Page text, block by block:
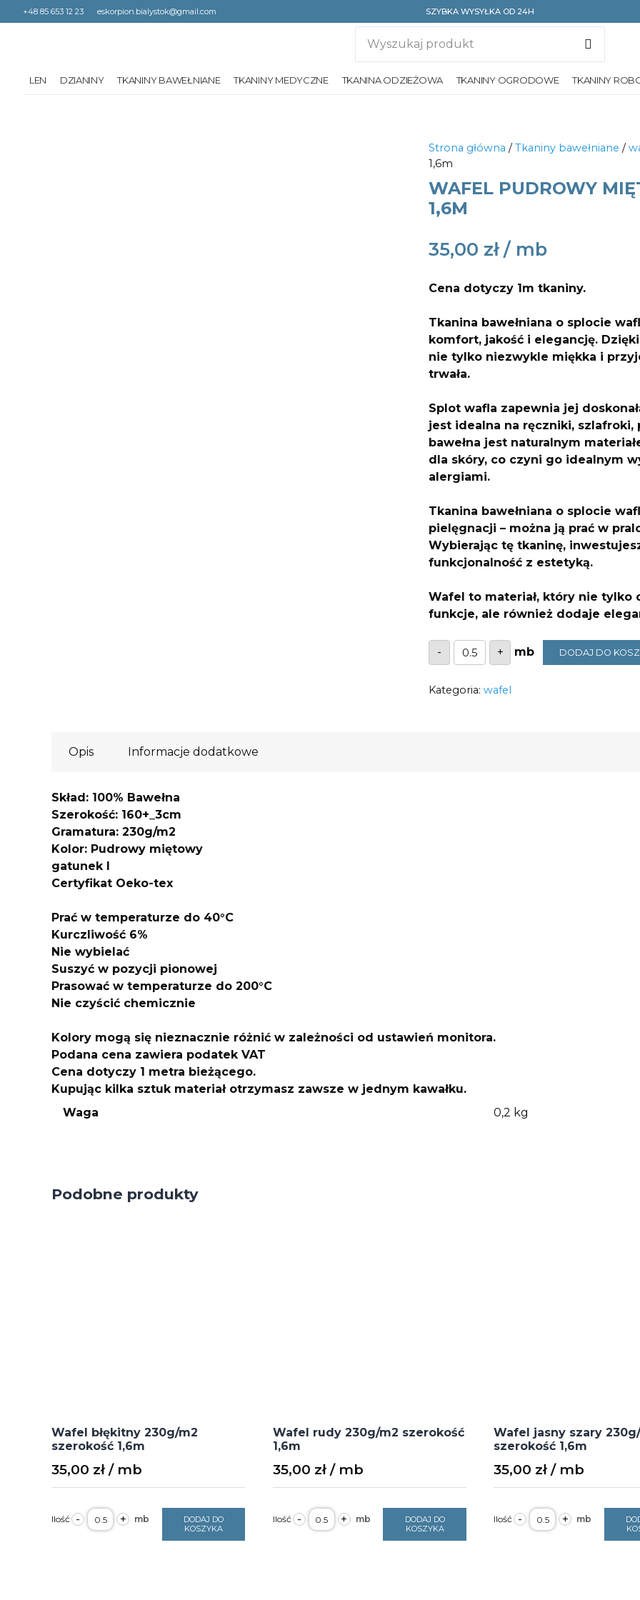
+48 85 653 12 23 eskorpion.bialystok@gmail.com SZYBKA WYSYŁKA OD 24H
LEN DZIANINY TKANINY BAWEŁNIANE TKANINY MEDYCZNE TKANINA ODZIEŻOWA TKANINY OGRODOWE TKANINY
Strona główna /Tkaniny bawełniane /
1,6m
WAFEL PUDROWY
1,6M
35,00 zł
Cena dotyczy 1m tkaniny.
Tkanina bawełniana o splocie
komfort, jakość i elegancję.
nie tylko niezwykle miękka i
trwała.
Splot wafla zapewnia jej
jest idealna na ręczniki, szlafroki,
bawełna jest naturalnym
dla skóry, co czyni go idealnym
alergiami.
Tkanina bawełniana o splocie
pielęgnacji – można ją prać w
Wybierając tę tkaninę,
funkcjonalność z estetyką.
Wafel to materiał, który nie tylko
funkcje, ale również dodaje
-
ilość
Wafel
pudrowy
230G/M2
+ DODAJ DO
Kategoria: wafel
Opis Informacje dodatkowe
Skład: 100% Bawełna
Szerokość: 160+_3cm
Gramatura: 230g/m2
Kolor: Pudrowy miętowy
gatunek I
Certyfikat Oeko-tex
Prać w temperaturze do 40°C
Kurczliwość 6%
Nie wybielać
Suszyć w pozycji pionowej
Prasować w temperaturze do 200°C
Nie czyścić chemicznie
Kolory mogą się nieznacznie różnić w zależności od ustawień monitora.
Podana cena zawiera podatek VAT
Cena dotyczy 1 metra bieżącego.
Kupując kilka sztuk materiał otrzymasz zawsze w jednym kawałku.
Waga
0,2 kg
Podobne produkty
Wafel błękitny 230g/m2
szerokość 1,6m
35,00 zł
- ilość
Wafel+
DODAJ DO
KOSZYKA
Wafel rudy 230g/m2 szerokość
1,6m
35,00 zł
- ilość
Wafel+
DODAJ DO
KOSZYKA
Wafel jasny szary
szerokość 1,6m
35,00 zł
- ilość
Wafel+